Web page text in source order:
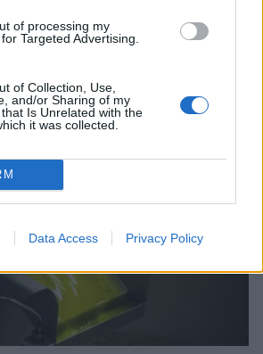
of processing my
Targeted Advertising.
of Collection, Use,
and/or Sharing of my
Is Unrelated with the
it was collected.
Data Access Privacy Policy
Υπεγράφη η Κοινή
δαπάνη 263,5 εκατ.